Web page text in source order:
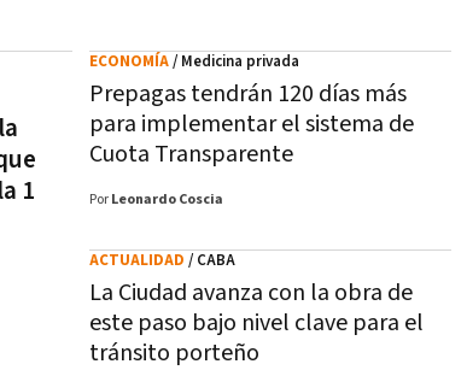
1
Prepagas tendrán 120 días más
para implementar el sistema de
Cuota Transparente
ECONOMÍA/ Medicina privada
Por Leonardo Coscia
La Ciudad avanza con la obra de
este paso bajo nivel clave para el
tránsito porteño
ACTUALIDAD / CABA